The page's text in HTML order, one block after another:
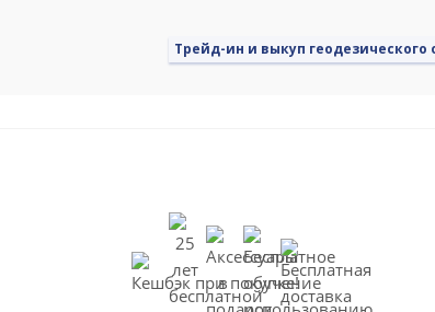
Трейд-ин и выкуп геодезического